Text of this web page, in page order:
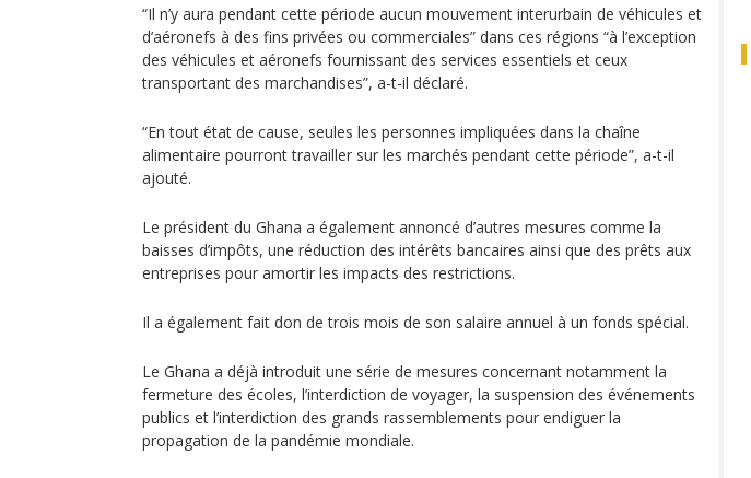
“Il n’y aura pendant cette période aucun mouvement interurbain de véhicules et
d’aéronefs à des fins privées ou commerciales” dans ces régions “à l’exception
des véhicules et aéronefs fournissant des services essentiels et ceux
transportant des marchandises”, a-t-il déclaré.
“En tout état de cause, seules les personnes impliquées dans la chaîne
alimentaire pourront travailler sur les marchés pendant cette période”, a-t-il
ajouté.
Le président du Ghana a également annoncé d’autres mesures comme la
baisses d’impôts, une réduction des intérêts bancaires ainsi que des prêts aux
entreprises pour amortir les impacts des restrictions.
Il a également fait don de trois mois de son salaire annuel à un fonds spécial.
Le Ghana a déjà introduit une série de mesures concernant notamment la
fermeture des écoles, l’interdiction de voyager, la suspension des événements
publics et l’interdiction des grands rassemblements pour endiguer la
propagation de la pandémie mondiale.